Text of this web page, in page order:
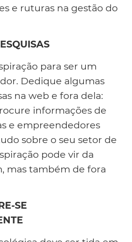
e ruturas na gestão do
para ser um
Dedique algumas
na web e fora dela:
informações de
e empreendedores
sobre o seu setor de
pode vir da
mas também de fora
SE